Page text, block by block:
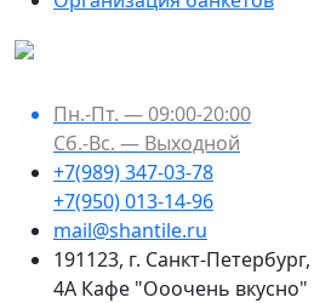
Пн.-Пт. — 09:00-20:00
Сб.-Вс. — Выходной
+7(989) 347-03-78
+7(950) 013-14-96
mail@shantile.ru
191123, г. Санкт-Петербург,
4А Кафе "Ооочень вкусно"